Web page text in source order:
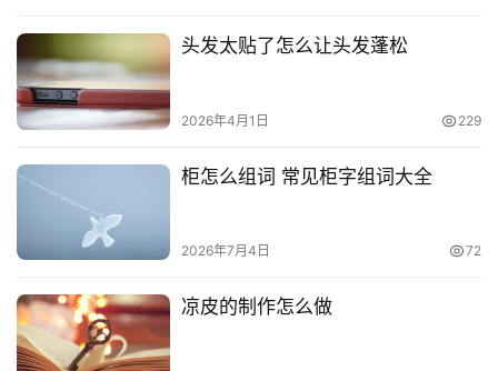
头发太贴了怎么让头发蓬松
2026年4月1日 229
柜怎么组词 常见柜字组词大全
2026年7月4日 72
凉皮的制作怎么做